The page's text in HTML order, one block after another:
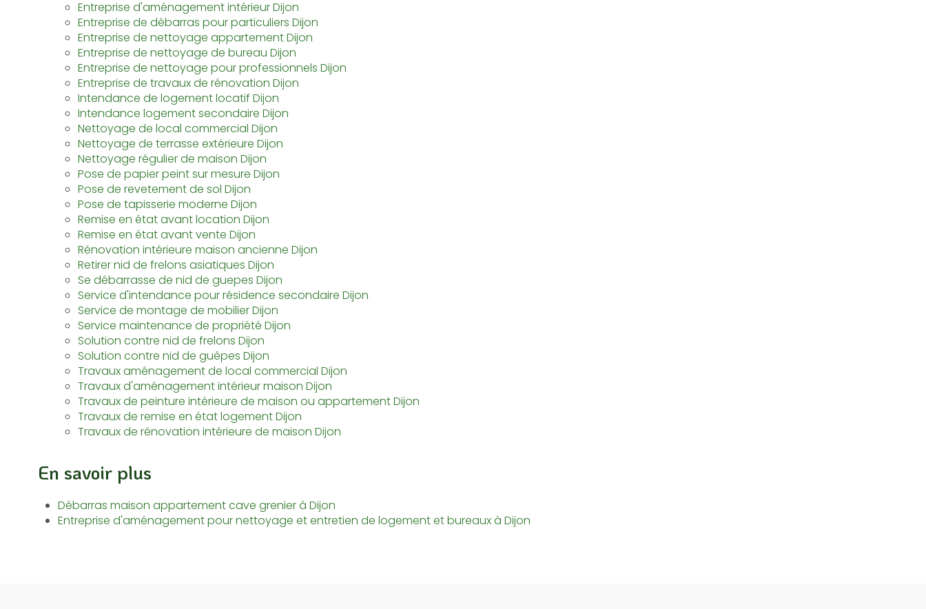
Entreprise d'aménagement intérieur Dijon
Entreprise de débarras pour particuliers Dijon
Entreprise de nettoyage appartement Dijon
Entreprise de nettoyage de bureau Dijon
Entreprise de nettoyage pour professionnels Dijon
Entreprise de travaux de rénovation Dijon
Intendance de logement locatif Dijon
Intendance logement secondaire Dijon
Nettoyage de local commercial Dijon
Nettoyage de terrasse extérieure Dijon
Nettoyage régulier de maison Dijon
Pose de papier peint sur mesure Dijon
Pose de revetement de sol Dijon
Pose de tapisserie moderne Dijon
Remise en état avant location Dijon
Remise en état avant vente Dijon
Rénovation intérieure maison ancienne Dijon
Retirer nid de frelons asiatiques Dijon
Se débarrasse de nid de guepes Dijon
Service d'intendance pour résidence secondaire Dijon
Service de montage de mobilier Dijon
Service maintenance de propriété Dijon
Solution contre nid de frelons Dijon
Solution contre nid de guêpes Dijon
Travaux aménagement de local commercial Dijon
Travaux d'aménagement intérieur maison Dijon
Travaux de peinture intérieure de maison ou appartement Dijon
Travaux de remise en état logement Dijon
Travaux de rénovation intérieure de maison Dijon
En savoir plus
Débarras maison appartement cave grenier à Dijon
Entreprise d'aménagement pour nettoyage et entretien de logement et bureaux à Dijon